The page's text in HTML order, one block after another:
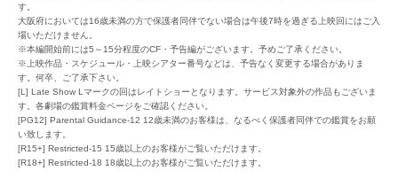
す。
大阪府においては16歳未満の方で保護者同伴でない場合は午後7時を過ぎる上映回にはご入
場いただけません。
※本編開始前には5～15分程度のCF・予告編がございます。予めご了承ください。
※上映作品・スケジュール・上映シアター番号などは、予告なく変更する場合がありま
す。何卒、ご了承下さい。
[L] Late Show Lマークの回はレイトショーとなります。サービス対象外の作品もございま
す。各劇場の鑑賞料金ページをご確認ください。
[PG12] Parental Guidance-12 12歳未満のお客様は、なるべく保護者同伴での鑑賞をお願
い致します。
[R15+] Restricted-15 15歳以上のお客様がご覧いただけます。
[R18+] Restricted-18 18歳以上のお客様がご覧いただけます。